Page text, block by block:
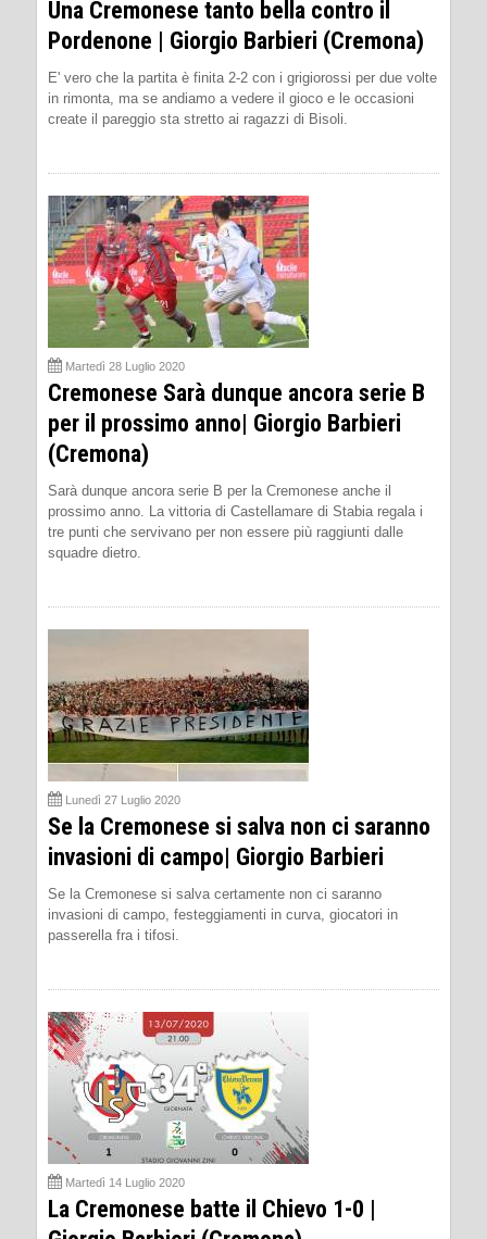
Una Cremonese tanto bella contro il
Pordenone | Giorgio Barbieri (Cremona)
E' vero che la partita è finita 2-2 con i grigiorossi per due volte
in rimonta, ma se andiamo a vedere il gioco e le occasioni
create il pareggio sta stretto ai ragazzi di Bisoli.
Martedì 28 Luglio 2020
Cremonese Sarà dunque ancora serie B
per il prossimo anno| Giorgio Barbieri
(Cremona)
Sarà dunque ancora serie B per la Cremonese anche il
prossimo anno. La vittoria di Castellamare di Stabia regala i
tre punti che servivano per non essere più raggiunti dalle
squadre dietro.
Lunedì 27 Luglio 2020
Se la Cremonese si salva non ci saranno
invasioni di campo| Giorgio Barbieri
Se la Cremonese si salva certamente non ci saranno
invasioni di campo, festeggiamenti in curva, giocatori in
passerella fra i tifosi.
Martedì 14 Luglio 2020
La Cremonese batte il Chievo 1-0 |